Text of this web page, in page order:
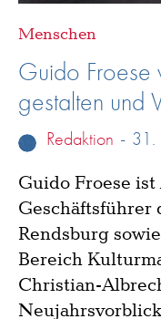
Menschen
Guido Froese
gestalten und
Redaktion - 31.
Guido Froese
Geschäftsführer
Rendsburg
Bereich
Christian-